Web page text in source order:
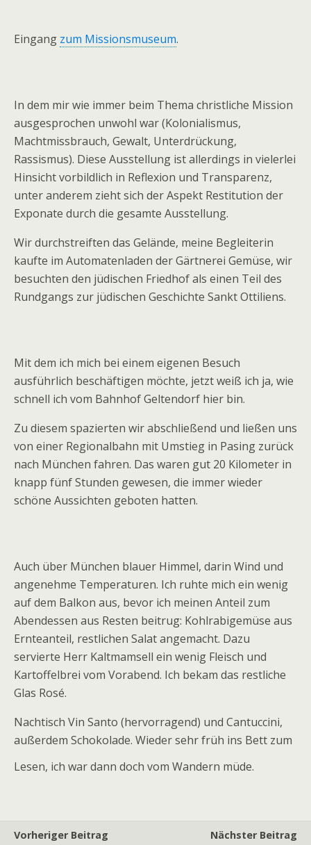
Eingang zum Missionsmuseum.
In dem mir wie immer beim Thema christliche Mission
ausgesprochen unwohl war (Kolonialismus,
Machtmissbrauch, Gewalt, Unterdrückung,
Rassismus). Diese Ausstellung ist allerdings in vielerlei
Hinsicht vorbildlich in Reflexion und Transparenz,
unter anderem zieht sich der Aspekt Restitution der
Exponate durch die gesamte Ausstellung.
Wir durchstreiften das Gelände, meine Begleiterin
kaufte im Automatenladen der Gärtnerei Gemüse, wir
besuchten den jüdischen Friedhof als einen Teil des
Rundgangs zur jüdischen Geschichte Sankt Ottiliens.
Mit dem ich mich bei einem eigenen Besuch
ausführlich beschäftigen möchte, jetzt weiß ich ja, wie
schnell ich vom Bahnhof Geltendorf hier bin.
Zu diesem spazierten wir abschließend und ließen uns
von einer Regionalbahn mit Umstieg in Pasing zurück
nach München fahren. Das waren gut 20 Kilometer in
knapp fünf Stunden gewesen, die immer wieder
schöne Aussichten geboten hatten.
Auch über München blauer Himmel, darin Wind und
angenehme Temperaturen. Ich ruhte mich ein wenig
auf dem Balkon aus, bevor ich meinen Anteil zum
Abendessen aus Resten beitrug: Kohlrabigemüse aus
Ernteanteil, restlichen Salat angemacht. Dazu
servierte Herr Kaltmamsell ein wenig Fleisch und
Kartoffelbrei vom Vorabend. Ich bekam das restliche
Glas Rosé.
Nachtisch Vin Santo (hervorragend) und Cantuccini,
außerdem Schokolade. Wieder sehr früh ins Bett zum
Lesen, ich war dann doch vom Wandern müde.
Vorheriger Beitrag Nächster Beitrag